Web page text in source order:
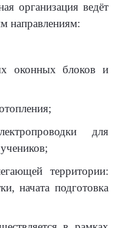
организация ведёт
направлениям:
оконных блоков и
для
территории:
начата подготовка